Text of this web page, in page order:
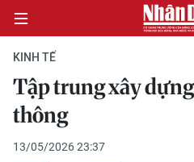
CHÍNH TRỊ
KINH TẾ
KINH TẾ
Tập trung xây
thông
13/05/2026 23:37